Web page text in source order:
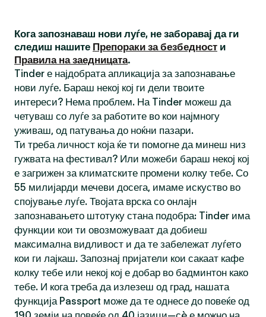
Кога запознаваш нови луѓе, не заборавај да ги
следиш нашите Препораки за безбедност и
Правила на заедницата.
Tinder е најдобрата апликација за запознавање
нови луѓе. Бараш некој кој ги дели твоите
интереси? Нема проблем. На Tinder можеш да
четуваш со луѓе за работите во кои најмногу
уживаш, од патувања до ноќни пазари.
Ти треба личност која ќе ти помогне да минеш низ
гужвата на фестивал? Или можеби бараш некој кој
е загрижен за климатските промени колку тебе. Со
55 милијарди мечеви досега, имаме искуство во
спојување луѓе. Твојата врска со онлајн
запознавањето штотуку стана подобра: Tinder има
функции кои ти овозможуваат да добиеш
максимална видливост и да те забележат луѓето
кои ги лајкаш. Запознај пријатели кои сакаат кафе
колку тебе или некој кој е добар во бадминтон како
тебе. И кога треба да излезеш од град, нашата
функција Passport може да те однесе до повеќе од